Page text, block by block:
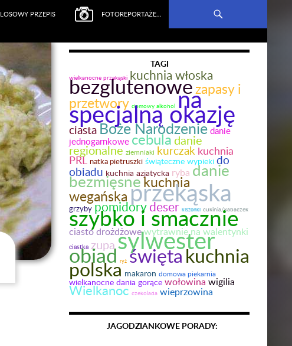
LOSOWY PRZEPIS FOTOREPORTAŻE…
TAGI
wielkanocne przekąski kuchnia włoska
bezglutenowezapasy i
przetwory domowy alkohol na
specjalną okazję
ciastaBoże Narodzenie danie
jednogarnkowe cebuladanie
regionalne ziemniaki kurczak kuchnia
PRL natka pietruszki świąteczne wypieki do
obiadu kuchnia azjatycka ryba danie
bezmięsnekuchnia
wegańskaprzekąska
grzyby pomidorydeser kiszonki cukinia/kabaczek
szybko i smacznie
ciasto drożdżowewytrawnie na walentynki
ciastka zupasylwester
obiad ryż świętakuchnia
polska makaron domowa piekarnia
wielkanocne dania gorące wołowina wigilia
Wielkanoc czekolada wieprzowina
JAGODZIANKOWE PORADY: